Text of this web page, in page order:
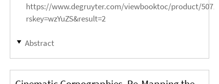
https://www.degruyter.com/viewbooktoc/product/
rskey=wzYuZS&result=2
Abstract